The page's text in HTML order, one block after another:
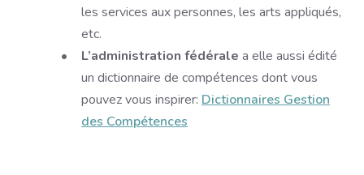
les services aux personnes, les arts appliqués,
etc.
L’administration fédérale a elle aussi édité
un dictionnaire de compétences dont vous
pouvez vous inspirer: Dictionnaires Gestion
des Compétences